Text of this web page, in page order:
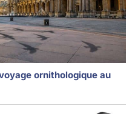
ornithologique au